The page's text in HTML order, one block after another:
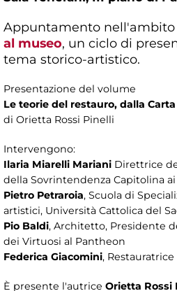
Appuntamento nell'ambito
al museo, un ciclo di
tema storico-artistico.
Presentazione del volume
Le teorie del restauro, dalla
di Orietta Rossi Pinelli
Intervengono:
Ilaria Miarelli Mariani Direttrice
della Sovrintendenza Capitolina
Pietro Petraroia, Scuola di
artistici, Università Cattolica del
Pio Baldi, Architetto, Presidente
dei Virtuosi al Pantheon
Federica Giacomini,
È presente l'autrice Orietta Rossi